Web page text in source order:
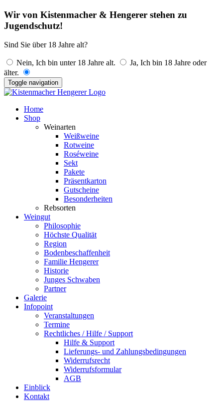
Wir von Kistenmacher & Hengerer stehen zu
Jugendschutz!
Sind Sie über 18 Jahre alt?
Nein, Ich bin unter 18 Jahre alt.
Ja, Ich bin 18 Jahre oder
älter.
Toggle navigation
Home
Shop
Weinarten
Weißweine
Rotweine
Roséweine
Sekt
Pakete
Präsentkarton
Gutscheine
Besonderheiten
Rebsorten
Weingut
Philosophie
Höchste Qualität
Region
Bodenbeschaffenheit
Familie Hengerer
Historie
Junges Schwaben
Partner
Galerie
Infopoint
Veranstaltungen
Termine
Rechtliches / Hilfe / Support
Hilfe & Support
Lieferungs- und Zahlungsbedingungen
Widerrufsrecht
Widerrufsformular
AGB
Einblick
Kontakt